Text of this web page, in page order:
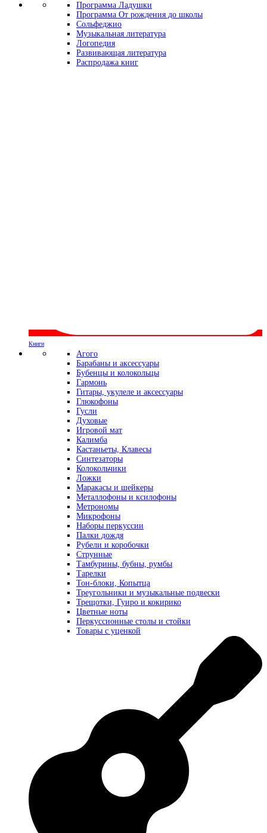
Программа Ладушки
Программа От рождения до школы
Сольфеджио
Музыкальная литература
Логопедия
Развивающая литература
Распродажа книг
Книги
Агого
Барабаны и аксессуары
Бубенцы и колокольцы
Гармонь
Гитары, укулеле и аксессуары
Глюкофоны
Гусли
Духовые
Игровой мат
Калимба
Кастаньеты, Клавесы
Синтезаторы
Колокольчики
Ложки
Маракасы и шейкеры
Металлофоны и ксилофоны
Метрономы
Микрофоны
Наборы перкуссии
Палки дождя
Рубели и коробочки
Струнные
Тамбурины, бубны, румбы
Тарелки
Тон-блоки, Копытца
Треугольники и музыкальные подвески
Трещотки, Гуиро и кокирико
Цветные ноты
Перкуссионные столы и стойки
Товары с уценкой